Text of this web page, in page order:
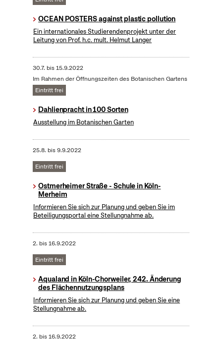
OCEAN POSTERS against plastic pollution
Ein internationales Studierendenprojekt unter der
Leitung von Prof. h.c. mult. Helmut Langer
30.7. bis15.9.2022
Im Rahmen der Öffnungszeiten des Botanischen Gartens
Eintritt frei
Dahlienpracht in 100 Sorten
Ausstellung im Botanischen Garten
25.8. bis9.9.2022
Eintritt frei
Ostmerheimer Straße - Schule in Köln-
Merheim
Informieren Sie sich zur Planung und geben Sie im
Beteiligungsportal eine Stellungnahme ab.
2. bis16.9.2022
Eintritt frei
Aqualand in Köln-Chorweiler, 242. Änderung
des Flächennutzungsplans
Informieren Sie sich zur Planung und geben Sie eine
Stellungnahme ab.
2. bis16.9.2022